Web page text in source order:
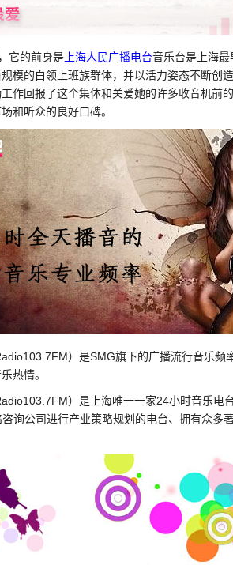
它的前身是 上海人民广播电台音乐台是上海
模的白领上班族群体，并以活力姿态不断创
作回报了这个集体和关爱她的许多收音机前
和听众的良好口碑。
）是SMG旗下的广播流行音乐
热情。
）是上海唯一一家24小时音乐电
询公司进行产业策略规划的电台、拥有众